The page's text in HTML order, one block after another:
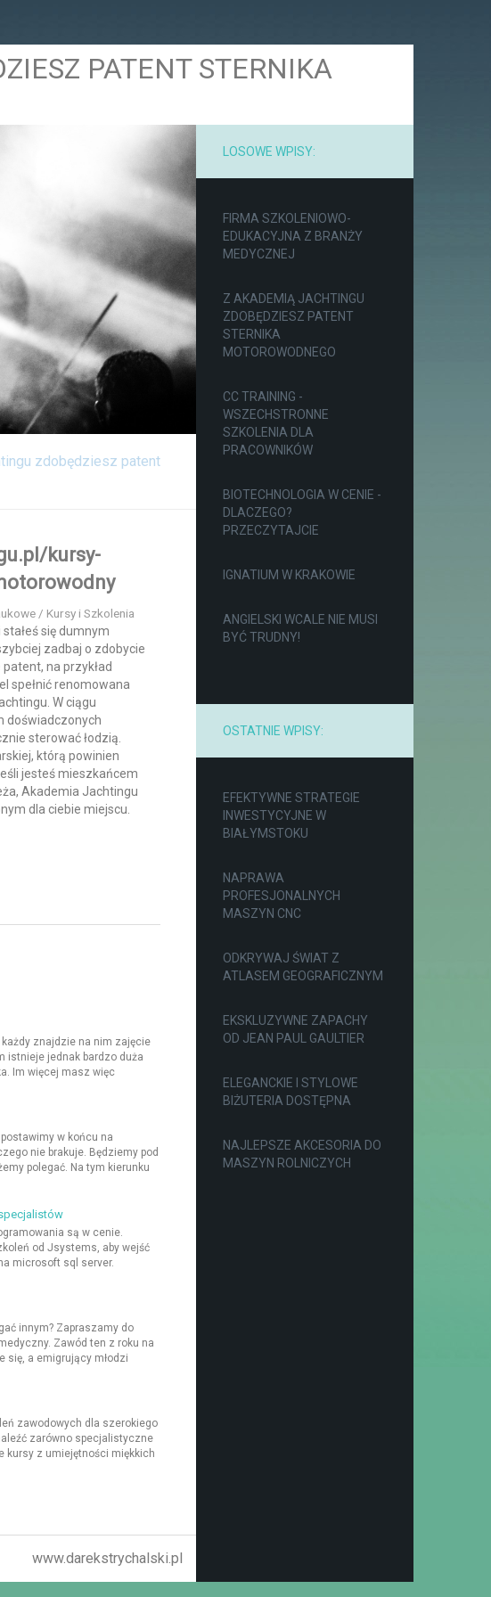
PATENT STERNIKA
zdobędziesz patent
kursy-
/ Kursy i Szkolenia
stałeś się dumnym
zadbaj o zdobycie
na przykład
spełnić renomowana
W ciągu
doświadczonych
sterować łodzią.
którą powinien
jesteś mieszkańcem
Akademia Jachtingu
dla ciebie miejscu.
każdy znajdzie na nim zajęcie
istnieje jednak bardzo duża
Im więcej masz więc
w końcu na
nie brakuje. Będziemy pod
polegać. Na tym kierunku
są w cenie.
od Jsystems, aby wejść
microsoft sql server.
innym? Zapraszamy do
Zawód ten z roku na
się, a emigrujący młodzi
zawodowych dla szerokiego
zarówno specjalistyczne
kursy z umiejętności miękkich
www.darekstrychalski.pl
LOSOWE WPISY:
FIRMA SZKOLENIOWO-
EDUKACYJNA Z BRANŻY
MEDYCZNEJ
Z AKADEMIĄ JACHTINGU
ZDOBĘDZIESZ PATENT
STERNIKA
MOTOROWODNEGO
CC TRAINING -
WSZECHSTRONNE
SZKOLENIA DLA
PRACOWNIKÓW
BIOTECHNOLOGIA W CENIE -
DLACZEGO?
PRZECZYTAJCIE
IGNATIUM W KRAKOWIE
ANGIELSKI WCALE NIE MUSI
BYĆ TRUDNY!
OSTATNIE WPISY:
EFEKTYWNE STRATEGIE
INWESTYCYJNE W
BIAŁYMSTOKU
NAPRAWA
PROFESJONALNYCH
MASZYN CNC
ODKRYWAJ ŚWIAT Z
ATLASEM GEOGRAFICZNYM
EKSKLUZYWNE ZAPACHY
OD JEAN PAUL GAULTIER
ELEGANCKIE I STYLOWE
BIŻUTERIA DOSTĘPNA
NAJLEPSZE AKCESORIA DO
MASZYN ROLNICZYCH